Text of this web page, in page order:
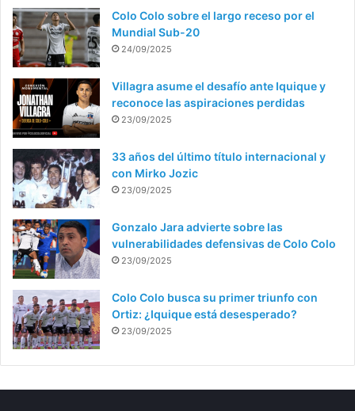
Colo Colo sobre el largo receso por el
Mundial Sub-20
24/09/2025
Villagra asume el desafío ante Iquique y
reconoce las aspiraciones perdidas
23/09/2025
33 años del último título internacional y
con Mirko Jozic
23/09/2025
Gonzalo Jara advierte sobre las
vulnerabilidades defensivas de Colo Colo
23/09/2025
Colo Colo busca su primer triunfo con
Ortiz: ¿Iquique está desesperado?
23/09/2025